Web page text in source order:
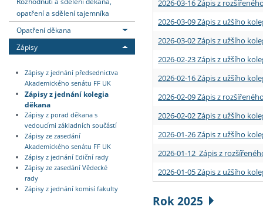
opatření a sdělení tajemníka
Opatření děkana
Zápisy
Zápisy z jednání předsednictva
Akademického senátu FF UK
Zápisy z jednání kolegia
děkana
Zápisy z porad děkana s
vedoucími základních součástí
Zápisy ze zasedání
Akademického senátu FF UK
Zápisy z jednání Ediční rady
Zápisy ze zasedání Vědecké
rady
Zápisy z jednání komisí fakulty
2026-03-16 Zápis z
2026-03-09 Zápis z užšího
2026-03-02 Zápis z užšího
2026-02-23 Zápis z užšího
2026-02-16 Zápis z užšího
2026-02-09 Zápis z
2026-02-02 Zápis z užšího
2026-01-26 Zápis z užšího
2026-01-12 Zápis z
2026-01-05 Zápis z užšího
Rok 2025